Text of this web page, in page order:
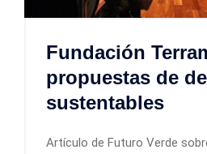
Fundación
propuestas de
sustentables
Artículo de Futuro Verde